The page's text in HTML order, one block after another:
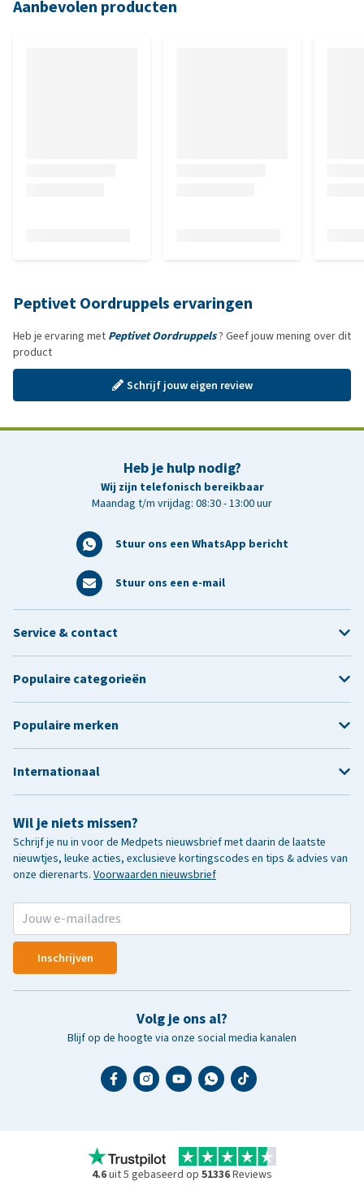
Aanbevolen producten
Peptivet Oordruppels ervaringen
Heb je ervaring met Peptivet Oordruppels? Geef jouw mening over dit
product
Schrijf jouw eigen review
Heb je hulp nodig?
Wij zijn telefonisch bereikbaar
Maandag t/m vrijdag: 08:30 - 13:00 uur
Stuur ons een WhatsApp bericht
Stuur ons een e-mail
Wil je niets missen?
Schrijf je nu in voor de Medpets nieuwsbrief met daarin de laatste
nieuwtjes, leuke acties, exclusieve kortingscodes en tips & advies van
onze dierenarts. Voorwaarden nieuwsbrief
Inschrijven
Volg je ons al?
Blijf op de hoogte via onze social media kanalen
Service & contact
Populaire categorieën
Populaire merken
Internationaal
4.6uit 5 gebaseerd op 51336Reviews